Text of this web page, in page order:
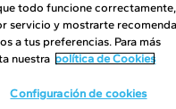
al cliente
todo funcione correctamente,
servicio y mostrarte
a tus preferencias. Para más
nuestra política de Cookies
Configuración de cookies